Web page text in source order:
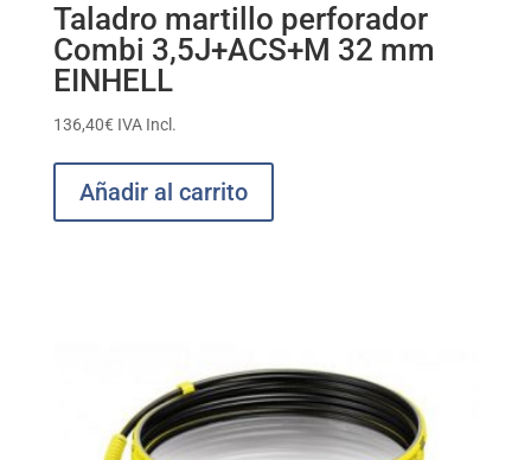
Taladro martillo perforador
Combi 3,5J+ACS+M 32 mm
EINHELL
136,40€ IVA Incl.
Añadir al carrito